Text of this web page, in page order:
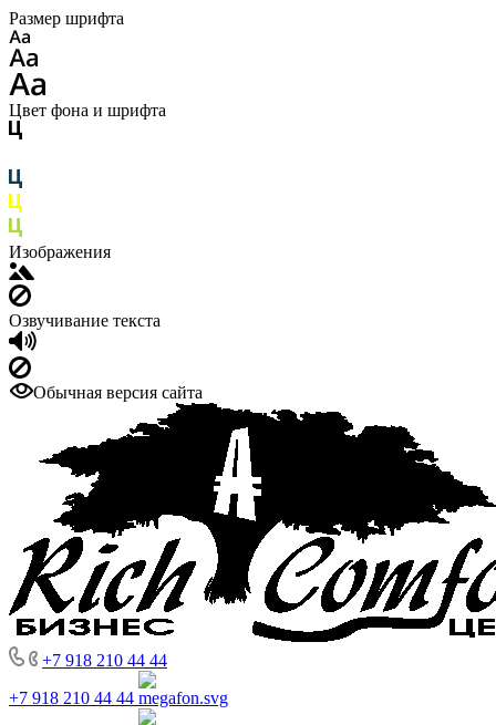
Размер шрифта
Цвет фона и шрифта
Изображения
Озвучивание текста
Обычная версия сайта
+7 918 210 44 44
+7 918 210 44 44